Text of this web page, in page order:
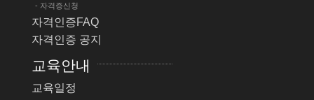
- 자격증신청
자격인증FAQ
자격인증 공지
교육안내
교육일정